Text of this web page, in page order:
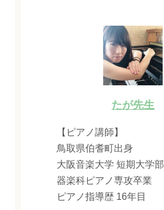
たが先生
【ピアノ講師】
鳥取県伯耆町出身
大阪音楽大学 短期大学部
器楽科ピアノ専攻卒業
ピアノ指導歴 16年目